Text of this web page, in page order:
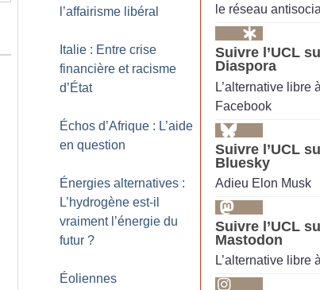
l’affairisme libéral
Italie : Entre crise
financière et racisme
d’État
Échos d’Afrique : L’aide
en question
Énergies alternatives :
L’hydrogène est-il
vraiment l’énergie du
futur ?
Éoliennes
le réseau
Suivre l’UCL
Diaspora
L’alternative libre à
Facebook
Suivre l’UCL
Bluesky
Adieu Elon Musk
Suivre l’UCL
Mastodon
L’alternative libre